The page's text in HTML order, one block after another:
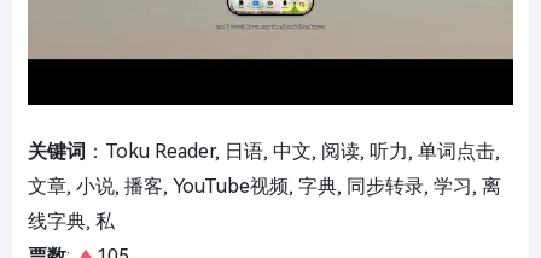
关键词 ：Toku Reader, 日语, 中文, 阅读, 听力, 单词点击,
文章, 小说, 播客, YouTube视频, 字典, 同步转录, 学习, 离
线字典, 私